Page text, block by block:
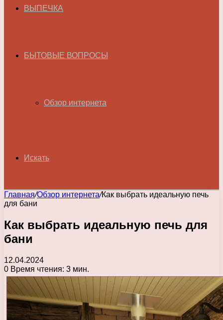
ВЫПЕЧКА
БЫТОВЫЕ ВОПРОСЫ
Обзор интернета
Искать
Главная/Обзор интернета/Как выбрать идеальную печь
для бани
Как выбрать идеальную печь для
бани
12.04.2024
0 Время чтения: 3 мин.